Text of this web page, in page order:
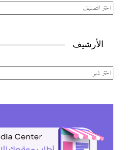
تصنيفات
الأرشيف
الأرشيف